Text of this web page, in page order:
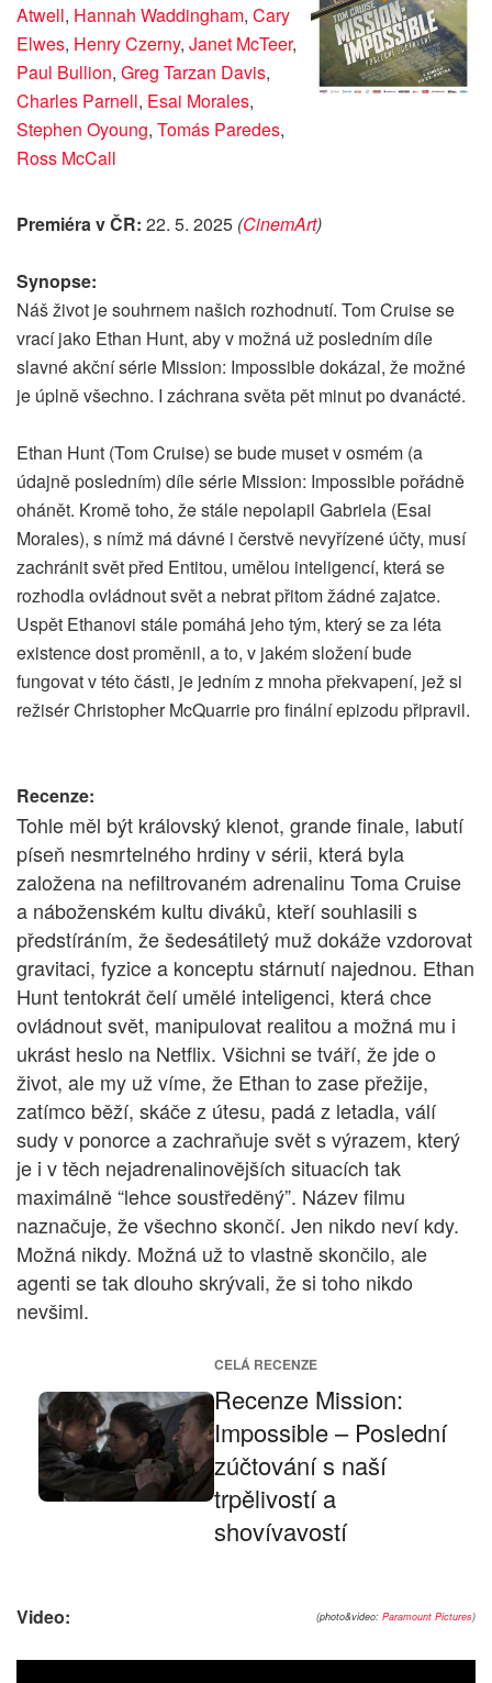
Atwell, Hannah Waddingham, Cary
Elwes, Henry Czerny, Janet McTeer,
Paul Bullion, Greg Tarzan Davis,
Charles Parnell, Esai Morales,
Stephen Oyoung, Tomás Paredes,
Ross McCall
Premiéra v ČR: 22. 5. 2025 (CinemArt)
Synopse:
Náš život je souhrnem našich rozhodnutí. Tom Cruise se
vrací jako Ethan Hunt, aby v možná už posledním díle
slavné akční série Mission: Impossible dokázal, že možné
je úplně všechno. I záchrana světa pět minut po dvanácté.
Ethan Hunt (Tom Cruise) se bude muset v osmém (a
údajně posledním) díle série Mission: Impossible pořádně
ohánět. Kromě toho, že stále nepolapil Gabriela (Esai
Morales), s nímž má dávné i čerstvě nevyřízené účty, musí
zachránit svět před Entitou, umělou inteligencí, která se
rozhodla ovládnout svět a nebrat přitom žádné zajatce.
Uspět Ethanovi stále pomáhá jeho tým, který se za léta
existence dost proměnil, a to, v jakém složení bude
fungovat v této části, je jedním z mnoha překvapení, jež si
režisér Christopher McQuarrie pro finální epizodu připravil.
Recenze:
Tohle měl být královský klenot, grande finale, labutí
píseň nesmrtelného hrdiny v sérii, která byla
založena na nefiltrovaném adrenalinu Toma Cruise
a náboženském kultu diváků, kteří souhlasili s
předstíráním, že šedesátiletý muž dokáže vzdorovat
gravitaci, fyzice a konceptu stárnutí najednou. Ethan
Hunt tentokrát čelí umělé inteligenci, která chce
ovládnout svět, manipulovat realitou a možná mu i
ukrást heslo na Netflix. Všichni se tváří, že jde o
život, ale my už víme, že Ethan to zase přežije,
zatímco běží, skáče z útesu, padá z letadla, válí
sudy v ponorce a zachraňuje svět s výrazem, který
je i v těch nejadrenalinovějších situacích tak
maximálně “lehce soustředěný”. Název filmu
naznačuje, že všechno skončí. Jen nikdo neví kdy.
Možná nikdy. Možná už to vlastně skončilo, ale
agenti se tak dlouho skrývali, že si toho nikdo
nevšiml.
CELÁ RECENZE
Recenze Mission:
Impossible – Poslední
zúčtování s naší
trpělivostí a
shovívavostí
(photo&video: Paramount Pictures)
Video: